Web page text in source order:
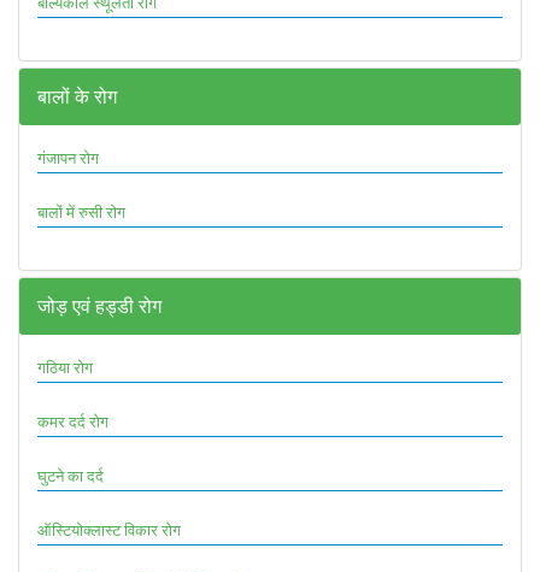
बालों के रोग
गंजापन रोग
बालों में रुसी रोग
जोड़ एवं हड्डी रोग
गठिया रोग
कमर दर्द रोग
घुटने का दर्द
ऑस्टियोक्लास्ट विकार रोग